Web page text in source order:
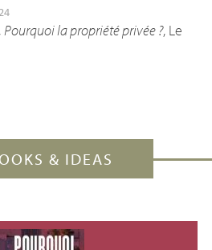
Pourquoi la propriété privée?, Le
& IDEAS